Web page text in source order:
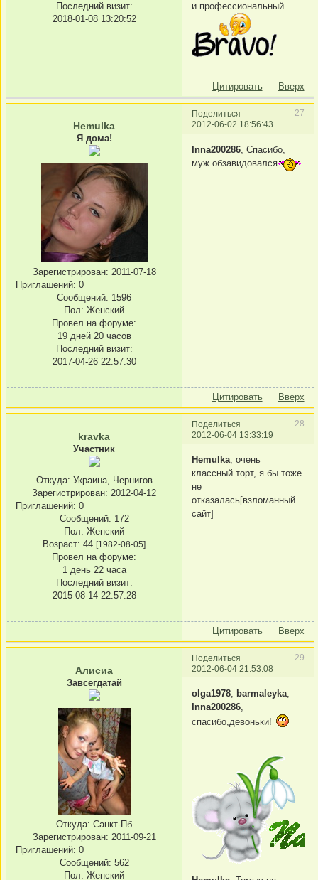
Последний визит:
2018-01-08 13:20:52
и профессиональный.
Цитировать Вверх
Поделиться
27
2012-06-02 18:56:43
Hemulka
Я дома!
Зарегистрирован: 2011-07-18
Приглашений: 0
Сообщений: 1596
Пол: Женский
Провел на форуме:
19 дней 20 часов
Последний визит:
2017-04-26 22:57:30
Inna200286 , Спасибо,
муж обзавидовался
Цитировать Вверх
Поделиться
28
2012-06-04 13:33:19
kravka
Участник
Откуда: Украина, Чернигов
Зарегистрирован: 2012-04-12
Приглашений: 0
Сообщений: 172
Пол: Женский
Возраст: 44 [1982-08-05]
Провел на форуме:
1 день 22 часа
Последний визит:
2015-08-14 22:57:28
Hemulka, очень
классный торт, я бы тоже
не
отказалась[взломанный
сайт]
Цитировать Вверх
Поделиться
29
2012-06-04 21:53:08
Алисиа
Завсегдатай
Откуда: Санкт-Пб
Зарегистрирован: 2011-09-21
Приглашений: 0
Сообщений: 562
Пол: Женский
olga1978, barmaleyka,
Inna200286,
спасибо,девоньки!